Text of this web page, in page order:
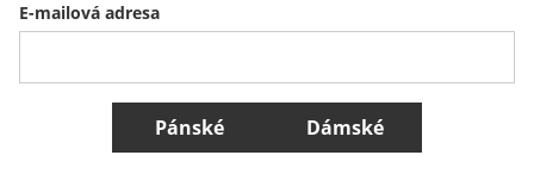
Belgique (Français) Danmark Norge
Všechny země
E-mailová adresa
Pánské Dámské